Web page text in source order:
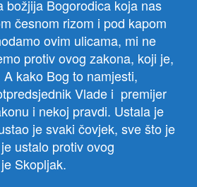
božjija Bogorodica koja nas
česnom rizom i pod kapom
ovim ulicama, mi ne
protiv ovog zakona, koji je,
kako Bog to namjesti,
Vlade i premijer
i nekoj pravdi. Ustala je
je svaki čovjek, sve što je
ustalo protiv ovog
Skopljak.